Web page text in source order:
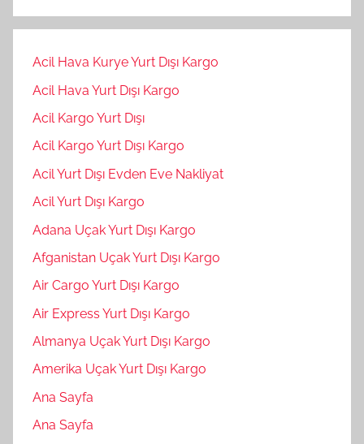
Acil Hava Kurye Yurt Dışı Kargo
Acil Hava Yurt Dışı Kargo
Acil Kargo Yurt Dışı
Acil Kargo Yurt Dışı Kargo
Acil Yurt Dışı Evden Eve Nakliyat
Acil Yurt Dışı Kargo
Adana Uçak Yurt Dışı Kargo
Afganistan Uçak Yurt Dışı Kargo
Air Cargo Yurt Dışı Kargo
Air Express Yurt Dışı Kargo
Almanya Uçak Yurt Dışı Kargo
Amerika Uçak Yurt Dışı Kargo
Ana Sayfa
Ana Sayfa